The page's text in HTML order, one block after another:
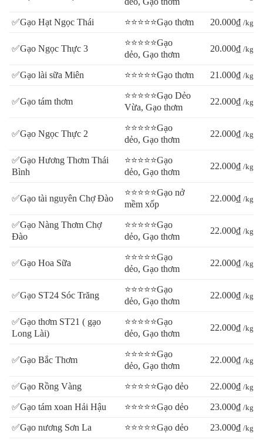
✅Gạo Hạt Ngọc Thái ⭐⭐⭐⭐⭐Gạo thơm 20.000₫ /kg
✅Gạo Ngọc Thực 3
⭐⭐⭐⭐⭐Gạo
dẻo, Gạo thơm
20.000₫ /kg
✅Gạo lài sữa Miên ⭐⭐⭐⭐⭐Gạo thơm 21.000₫ /kg
✅Gạo tám thơm
⭐⭐⭐⭐⭐Gạo Dẻo
Vừa, Gạo thơm
22.000₫ /kg
✅Gạo Ngọc Thực 2
⭐⭐⭐⭐⭐Gạo
dẻo, Gạo thơm
22.000₫ /kg
✅Gạo Hương Thơm Thái
Bình
⭐⭐⭐⭐⭐Gạo
dẻo, Gạo thơm
22.000₫ /kg
✅Gạo tài nguyên Chợ Đào
⭐⭐⭐⭐⭐Gạo nở
mềm xốp
22.000₫ /kg
✅Gạo Nàng Thơm Chợ
Đào
⭐⭐⭐⭐⭐Gạo
dẻo, Gạo thơm
22.000₫ /kg
✅Gạo Hoa Sữa
⭐⭐⭐⭐⭐Gạo
dẻo, Gạo thơm
22.000₫ /kg
✅Gạo ST24 Sóc Trăng
⭐⭐⭐⭐⭐Gạo
dẻo, Gạo thơm
22.000₫ /kg
✅Gạo thơm ST21 ( gạo
Long Lài)
⭐⭐⭐⭐⭐Gạo
dẻo, Gạo thơm
22.000₫ /kg
✅Gạo Bắc Thơm
⭐⭐⭐⭐⭐Gạo
dẻo, Gạo thơm
22.000₫ /kg
✅Gạo Rồng Vàng ⭐⭐⭐⭐⭐Gạo dẻo 22.000₫ /kg
✅Gạo tám xoan Hải Hậu ⭐⭐⭐⭐⭐Gạo dẻo 23.000₫ /kg
✅Gạo nương Sơn La ⭐⭐⭐⭐⭐Gạo dẻo 23.000₫ /kg